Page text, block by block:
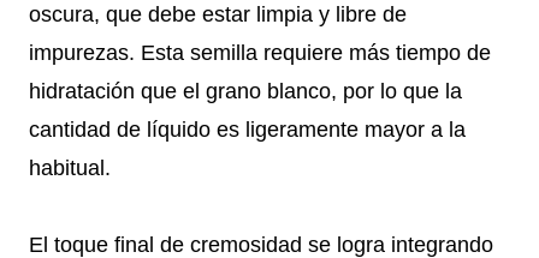
oscura, que debe estar limpia y libre de
impurezas. Esta semilla requiere más tiempo de
hidratación que el grano blanco, por lo que la
cantidad de líquido es ligeramente mayor a la
habitual.
El toque final de cremosidad se logra integrando